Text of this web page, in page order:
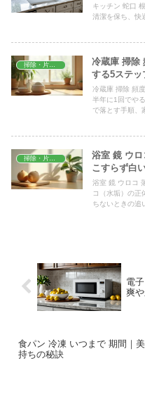
キッチン 蛇口
清潔を保ち、快
冷蔵庫 掃除
する5ステッ
冷蔵庫 掃除 頻
半年に1回でや
で落とす手順、
浴室 鏡 ウ
こすらず白
浴室 鏡 ウロコ
コ（水垢）の正
ちないときの追
電
爽
食パン 冷凍 いつまで 期間｜
持ちの秘訣